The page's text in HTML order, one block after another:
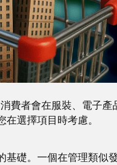
者會在服裝、電子產
選擇項目時考慮。
礎。一個在管理類似